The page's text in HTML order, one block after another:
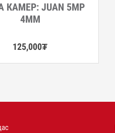
КАМЕР: JUAN 5MP
4ММ
125,000₮